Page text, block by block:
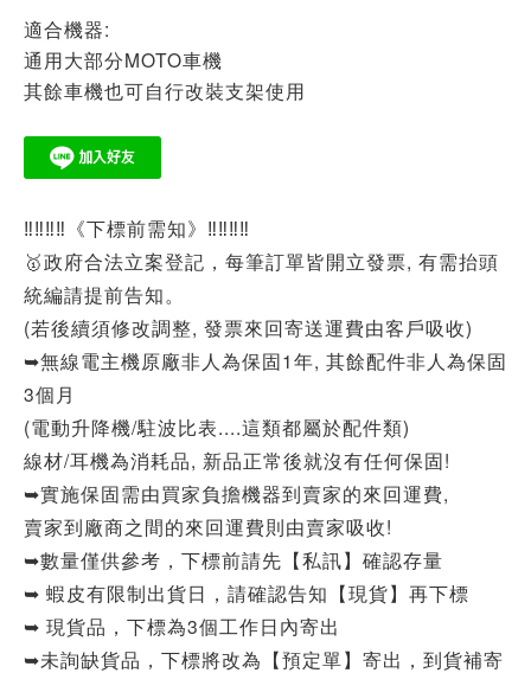
適合機器:
通用大部分MOTO車機
其餘車機也可自行改裝支架使用
‼‼‼‼《下標前需知》‼‼‼‼
🥇政府合法立案登記，每筆訂單皆開立發票, 有需抬頭
統編請提前告知。
(若後續須修改調整, 發票來回寄送運費由客戶吸收)
➥無線電主機原廠非人為保固1年, 其餘配件非人為保固
3個月
(電動升降機/駐波比表....這類都屬於配件類)
線材/耳機為消耗品, 新品正常後就沒有任何保固!
➥實施保固需由買家負擔機器到賣家的來回運費,
賣家到廠商之間的來回運費則由賣家吸收!
➥數量僅供參考，下標前請先【私訊】確認存量
➥ 蝦皮有限制出貨日，請確認告知【現貨】再下標
➥ 現貨品，下標為3個工作日內寄出
➥未詢缺貨品，下標將改為【預定單】寄出，到貨補寄